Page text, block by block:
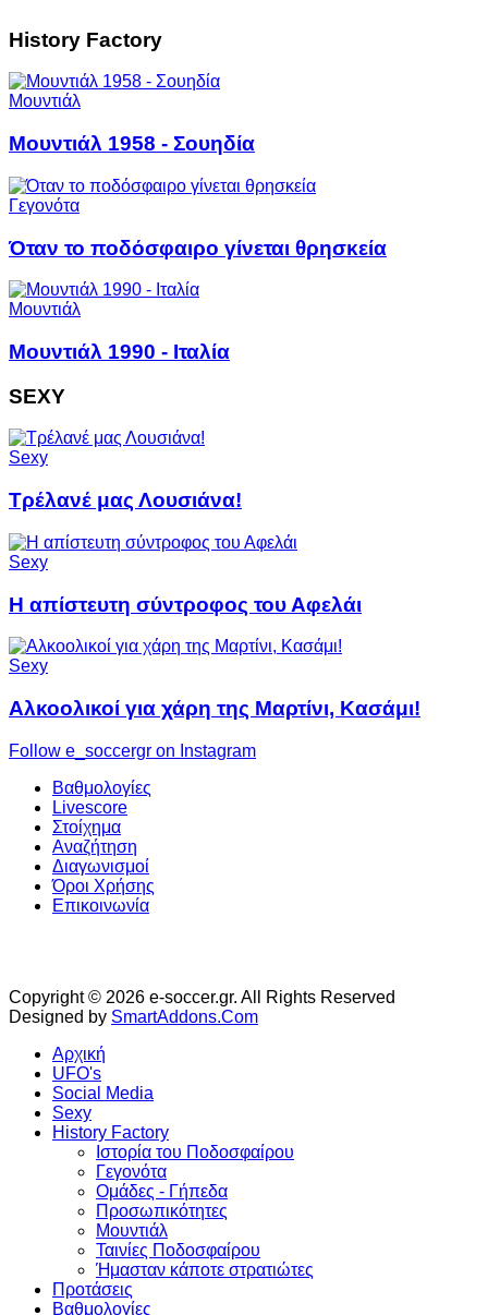
History Factory
Μουντιάλ
Μουντιάλ 1958 - Σουηδία
Γεγονότα
Όταν το ποδόσφαιρο γίνεται θρησκεία
Μουντιάλ
Μουντιάλ 1990 - Ιταλία
SEXY
Sexy
Τρέλανέ μας Λουσιάνα!
Sexy
Η απίστευτη σύντροφος του Αφελάι
Sexy
Αλκοολικοί για χάρη της Μαρτίνι, Κασάμι!
Follow e_soccergr on Instagram
Βαθμολογίες
Livescore
Στοίχημα
Αναζήτηση
Διαγωνισμοί
Όροι Χρήσης
Επικοινωνία
Copyright © 2026 e-soccer.gr. All Rights Reserved
Designed by SmartAddons.Com
Αρχική
UFO's
Social Media
Sexy
History Factory
Ιστορία του Ποδοσφαίρου
Γεγονότα
Ομάδες - Γήπεδα
Προσωπικότητες
Μουντιάλ
Ταινίες Ποδοσφαίρου
Ήμασταν κάποτε στρατιώτες
Προτάσεις
Βαθμολογίες